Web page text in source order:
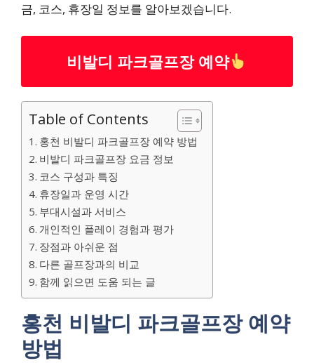
금, 코스, 휴장일 정보를 알아보겠습니다.
비발디 파크골프장 예약
Table of Contents
홍천 비발디 파크골프장 예약 방법
비발디 파크골프장 요금 정보
코스 구성과 특징
휴장일과 운영 시간
부대시설과 서비스
개인적인 플레이 경험과 평가
장점과 아쉬운 점
다른 골프장과의 비교
함께 읽으면 도움 되는 글
홍천 비발디 파크골프장 예약
방법